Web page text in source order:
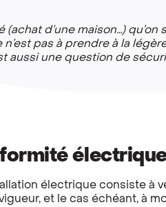
d’une maison…) qu’on
pas à prendre à la
aussi une question de
électrique consiste à
et le cas échéant, à